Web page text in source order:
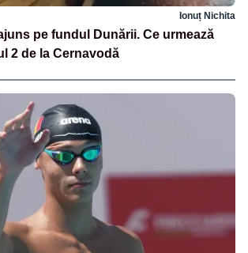
Ionuț Nichita
pe fundul Dunării. Ce urmează
2 de la Cernavodă